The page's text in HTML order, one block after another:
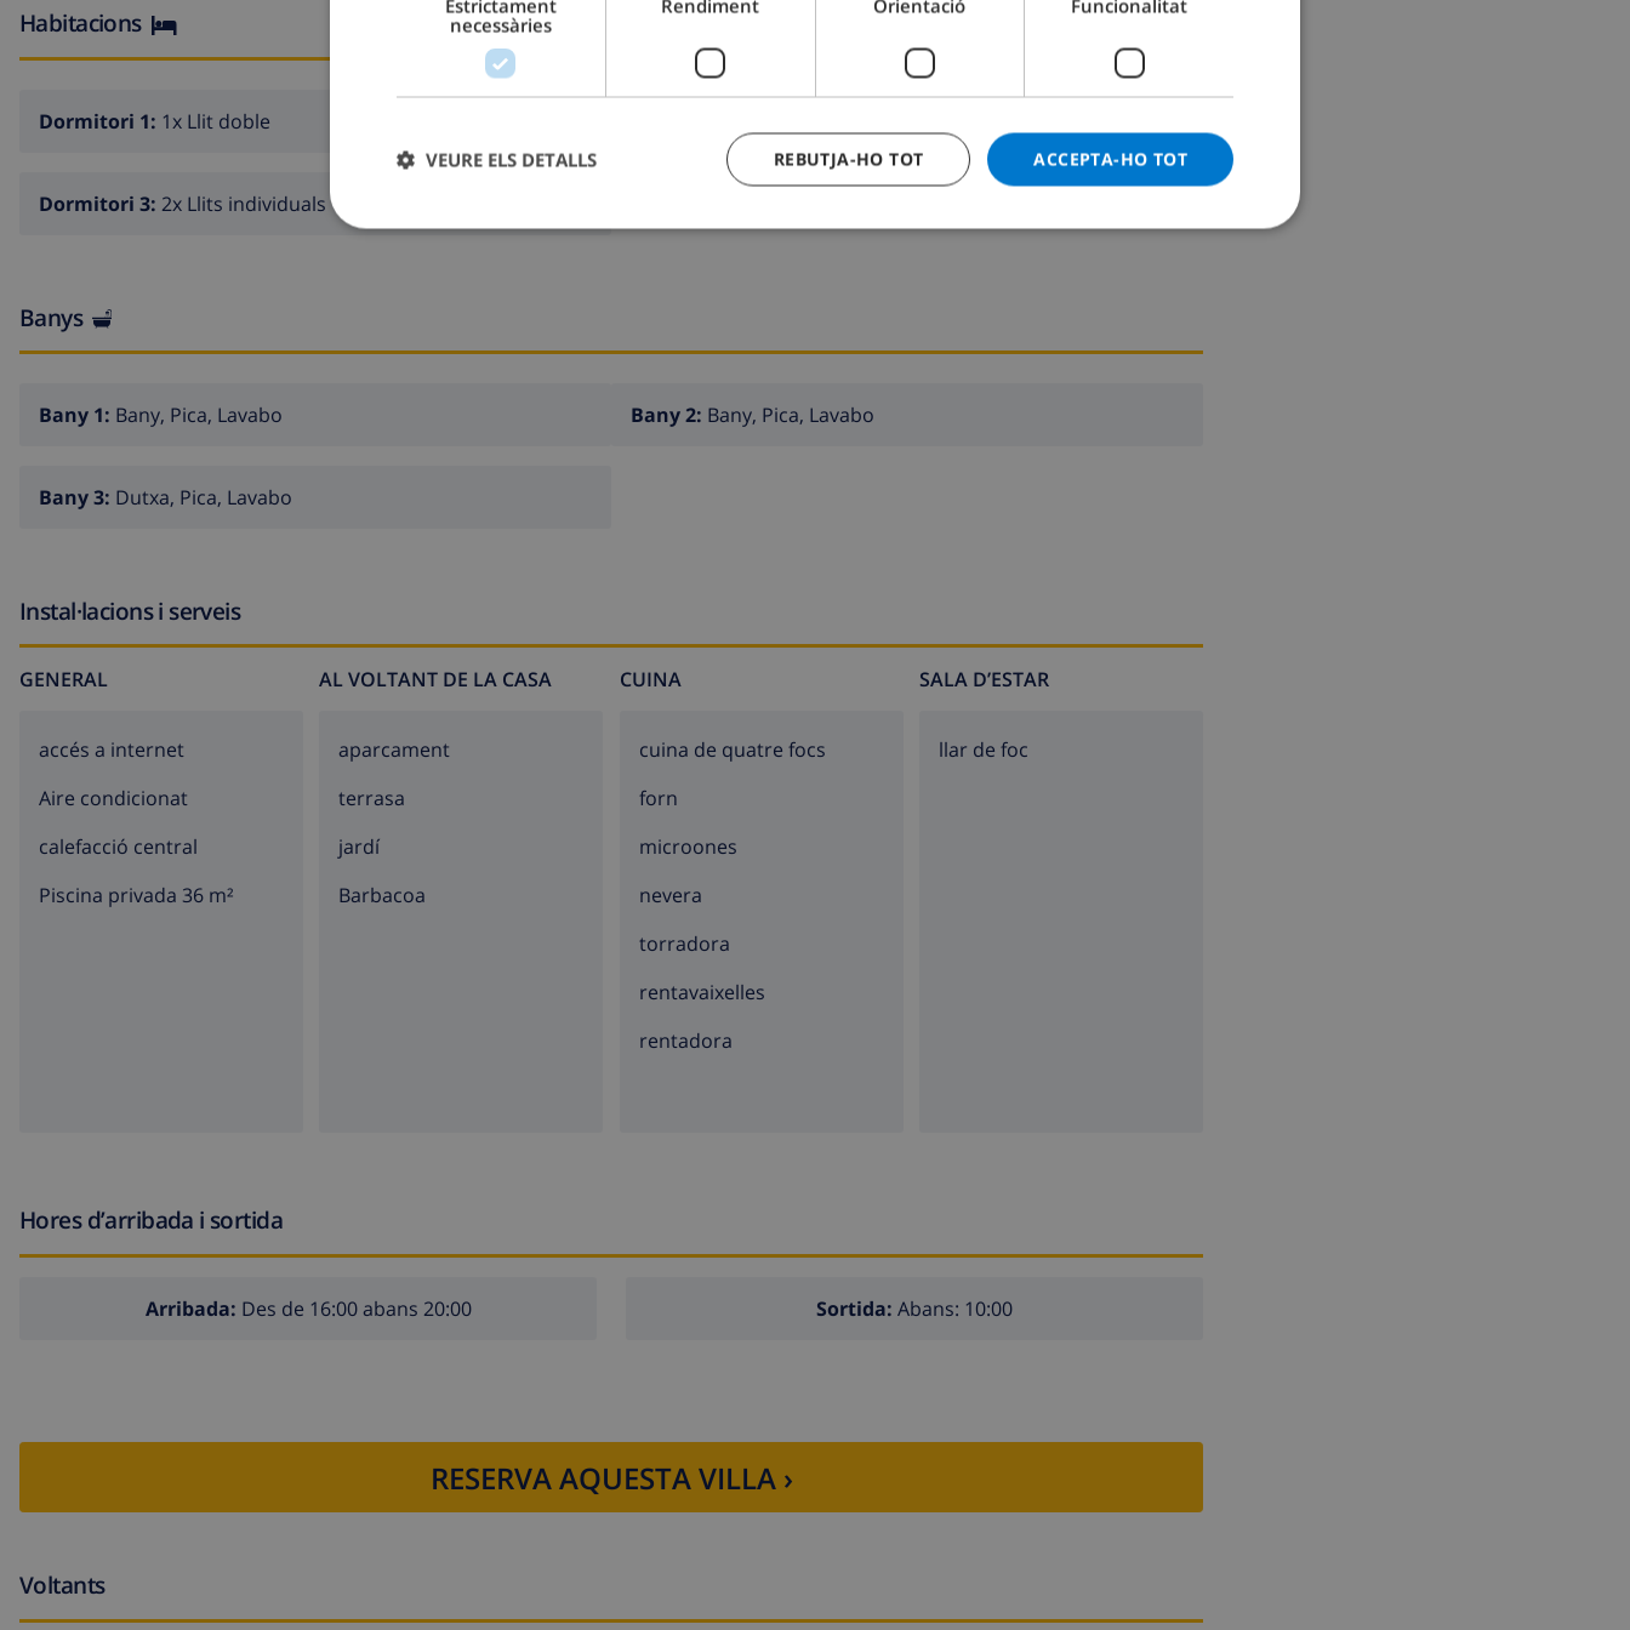
Habitacions
Dormitori 1: 1x Llit doble
Dormitori 3: 2x Llits individuals
Banys
Bany 1: Bany, Pica, Lavabo Bany 2: Bany, Pica, Lavabo
Bany 3: Dutxa, Pica, Lavabo
Instal·lacions i serveis
GENERAL
accés a internet
Aire condicionat
calefacció central
Piscina privada 36 m²
AL VOLTANT DE LA CASA
aparcament
terrasa
jardí
barbacoa
CUINA
cuina de quatre focs
forn
microones
nevera
torradora
rentavaixelles
rentadora
SALA D’ESTAR
llar de foc
Hores d’arribada i sortida
Arribada: Des de 16:00 abans 20:00 Sortida: Abans: 10:00
RESERVA AQUESTA VILLA ›
Voltants
CATALAN
DANISH
Estrictament
necessàries
Rendiment Orientació Funcionalitat
ACCEPTA-HO TOT
REBUTJA-HO TOT
VEURE ELS DETALLS